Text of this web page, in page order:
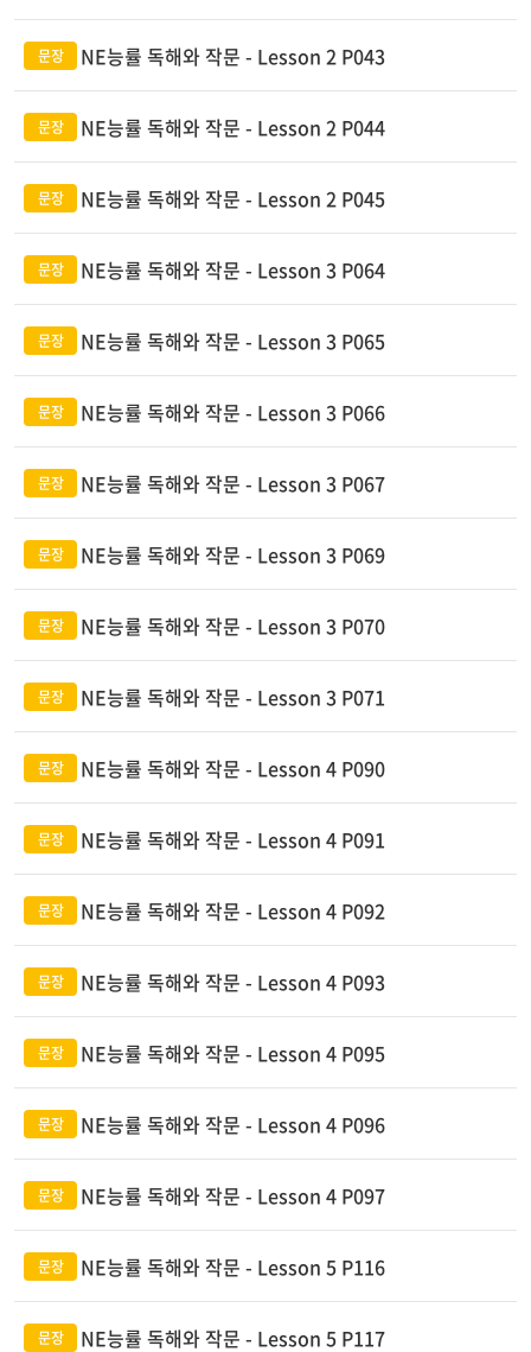
NE능률 독해와 작문 - Lesson 2 P043
NE능률 독해와 작문 - Lesson 2 P044
NE능률 독해와 작문 - Lesson 2 P045
NE능률 독해와 작문 - Lesson 3 P064
NE능률 독해와 작문 - Lesson 3 P065
NE능률 독해와 작문 - Lesson 3 P066
NE능률 독해와 작문 - Lesson 3 P067
NE능률 독해와 작문 - Lesson 3 P069
NE능률 독해와 작문 - Lesson 3 P070
NE능률 독해와 작문 - Lesson 3 P071
NE능률 독해와 작문 - Lesson 4 P090
NE능률 독해와 작문 - Lesson 4 P091
NE능률 독해와 작문 - Lesson 4 P092
NE능률 독해와 작문 - Lesson 4 P093
NE능률 독해와 작문 - Lesson 4 P095
NE능률 독해와 작문 - Lesson 4 P096
NE능률 독해와 작문 - Lesson 4 P097
NE능률 독해와 작문 - Lesson 5 P116
NE능률 독해와 작문 - Lesson 5 P117